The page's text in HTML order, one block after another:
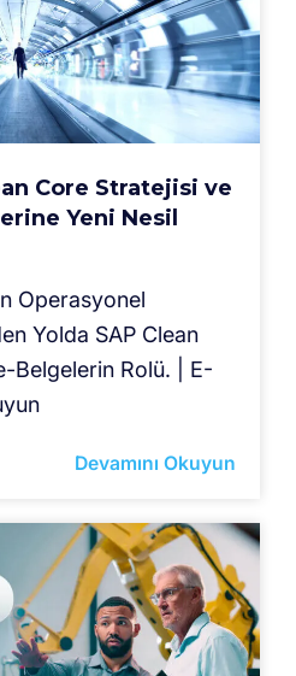
Core Stratejisi ve
Yeni Nesil
Operasyonel
Yolda SAP Clean
Belgelerin Rolü. | E-
Devamını Okuyun